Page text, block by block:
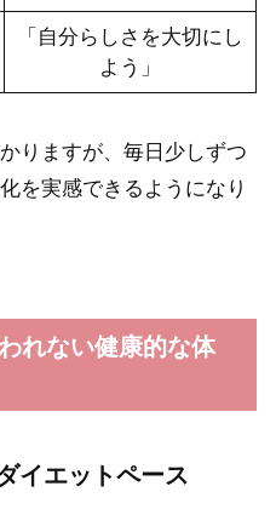
「自分らしさを大切にし
よう」
りますが、毎日少しずつ
を実感できるようになり
れない健康的な体
イエットペース